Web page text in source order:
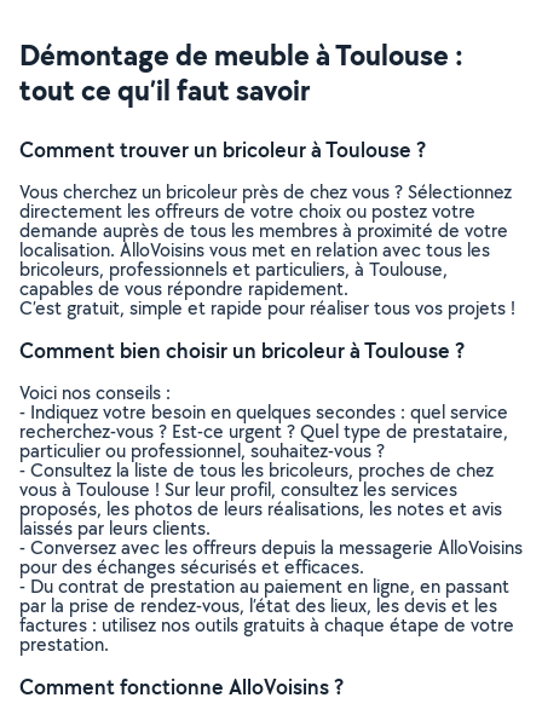
Démontage de meuble à Toulouse :
tout ce qu’il faut savoir
Comment trouver un bricoleur à Toulouse ?
Vous cherchez un bricoleur près de chez vous ? Sélectionnez
directement les offreurs de votre choix ou postez votre
demande auprès de tous les membres à proximité de votre
localisation. AlloVoisins vous met en relation avec tous les
bricoleurs, professionnels et particuliers, à Toulouse,
capables de vous répondre rapidement.
C’est gratuit, simple et rapide pour réaliser tous vos projets !
Comment bien choisir un bricoleur à Toulouse ?
Voici nos conseils :
- Indiquez votre besoin en quelques secondes : quel service
recherchez-vous ? Est-ce urgent ? Quel type de prestataire,
particulier ou professionnel, souhaitez-vous ?
- Consultez la liste de tous les bricoleurs, proches de chez
vous à Toulouse ! Sur leur profil, consultez les services
proposés, les photos de leurs réalisations, les notes et avis
laissés par leurs clients.
- Conversez avec les offreurs depuis la messagerie AlloVoisins
pour des échanges sécurisés et efficaces.
- Du contrat de prestation au paiement en ligne, en passant
par la prise de rendez-vous, l’état des lieux, les devis et les
factures : utilisez nos outils gratuits à chaque étape de votre
prestation.
Comment fonctionne AlloVoisins ?